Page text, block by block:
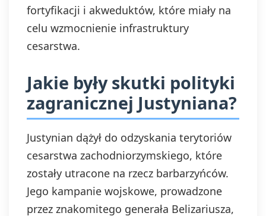
fortyfikacji i akweduktów, które miały na
celu wzmocnienie infrastruktury
cesarstwa.
Jakie były skutki polityki
zagranicznej Justyniana?
Justynian dążył do odzyskania terytoriów
cesarstwa zachodniorzymskiego, które
zostały utracone na rzecz barbarzyńców.
Jego kampanie wojskowe, prowadzone
przez znakomitego generała Belizariusza,